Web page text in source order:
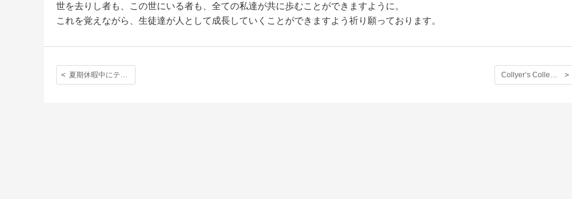
世を去りし者も、この世にいる者も、全ての私達が共に歩むことができますように。
これを覚えながら、生徒達が人として成長していくことができますよう祈り願っております。
夏期休暇中にテレビ東京に校外学習に行きました。 Collyer’s College 学期留学レポート〈１〉